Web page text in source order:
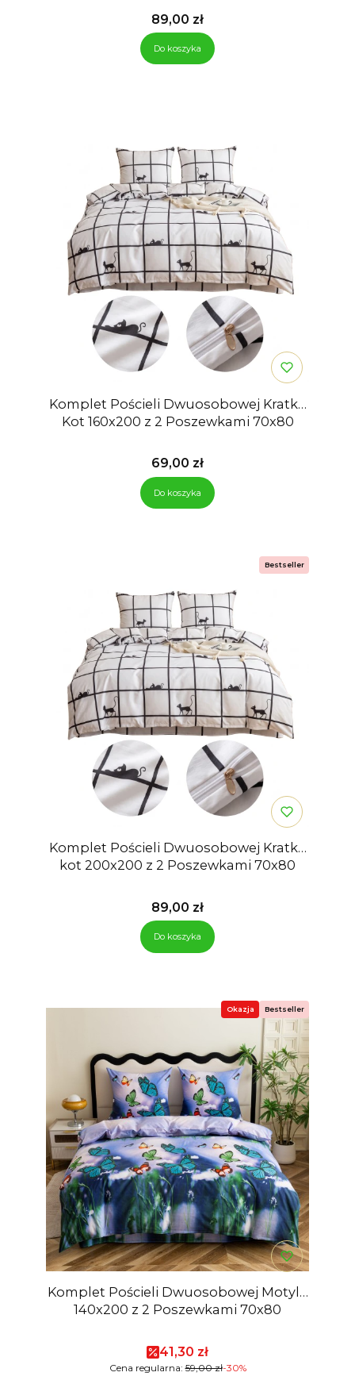
Cena
89,00 zł
Do koszyka
Komplet Pościeli Dwuosobowej Kratka
Kot 160x200 z 2 Poszewkami 70x80
Cena
69,00 zł
Do koszyka
Bestseller
Komplet Pościeli Dwuosobowej Kratka
kot 200x200 z 2 Poszewkami 70x80
Cena
89,00 zł
Do koszyka
Okazja Bestseller
Komplet Pościeli Dwuosobowej Motyle
140x200 z 2 Poszewkami 70x80
Cena promocyjna
41,30 zł
Cena regularna: 59,00 zł-30%